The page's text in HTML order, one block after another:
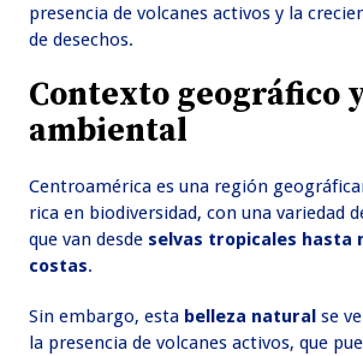
presencia de volcanes activos y la
de desechos.
Contexto geográfico
ambiental
Centroamérica es una región
rica en biodiversidad, con una variedad
que van desde selvas tropicales hasta
costas.
Sin embargo, esta belleza naturalse
la presencia de volcanes activos, que